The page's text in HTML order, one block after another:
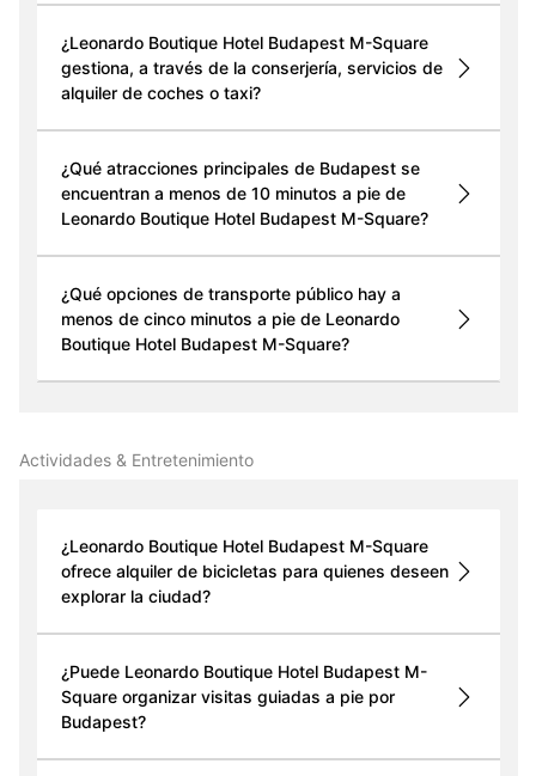
¿Leonardo Boutique Hotel Budapest M-Square
gestiona, a través de la conserjería, servicios de
alquiler de coches o taxi?
¿Qué atracciones principales de Budapest se
encuentran a menos de 10 minutos a pie de
Leonardo Boutique Hotel Budapest M-Square?
¿Qué opciones de transporte público hay a
menos de cinco minutos a pie de Leonardo
Boutique Hotel Budapest M-Square?
Actividades & Entretenimiento
¿Leonardo Boutique Hotel Budapest M-Square
ofrece alquiler de bicicletas para quienes deseen
explorar la ciudad?
¿Puede Leonardo Boutique Hotel Budapest M-
Square organizar visitas guiadas a pie por
Budapest?